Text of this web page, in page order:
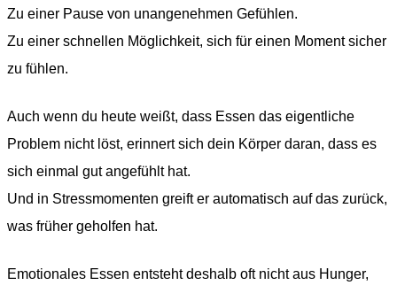
Zu einer Pause von unangenehmen Gefühlen.
Zu einer schnellen Möglichkeit, sich für einen Moment sicher
zu fühlen.
Auch wenn du heute weißt, dass Essen das eigentliche
Problem nicht löst, erinnert sich dein Körper daran, dass es
sich einmal gut angefühlt hat.
Und in Stressmomenten greift er automatisch auf das zurück,
was früher geholfen hat.
Emotionales Essen entsteht deshalb oft nicht aus Hunger,